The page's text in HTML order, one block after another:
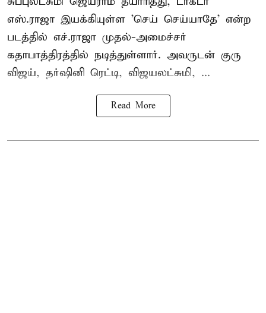
எஸ்.ராஜா இயக்கியுள்ள 'செய் செய்யாதே' என்ற
படத்தில் எச்.ராஜா முதல்-அமைச்சர்
கதாபாத்திரத்தில் நடித்துள்ளார். அவருடன் குரு
விஜய், தர்ஷினி ரெட்டி, விஜயலட்சுமி, ...
Read More